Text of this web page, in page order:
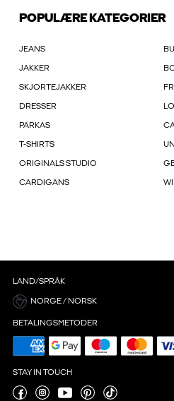
POPULÆRE KATEGORIER
JEANS
JAKKER
SKJORTEJAKKER
DRESSER
PARKAS
T-SHIRTS
ORIGINALS STUDIO
CARDIGANS
LAND/SPRÅK
NORGE / NORSK
BETALINGSMETODER
STAY IN TOUCH